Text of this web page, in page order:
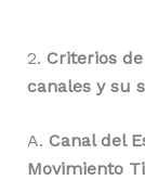
2. Criterios
canales y su
A. Canal del
Movimiento